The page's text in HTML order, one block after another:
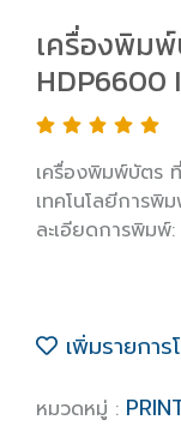
เครื่องพิม
HDP6600
เครื่องพิมพ์บัตร
เทคโนโลยีการ
ละเอียดการพิม
เพิ่มรายการ
หมวดหมู่ :